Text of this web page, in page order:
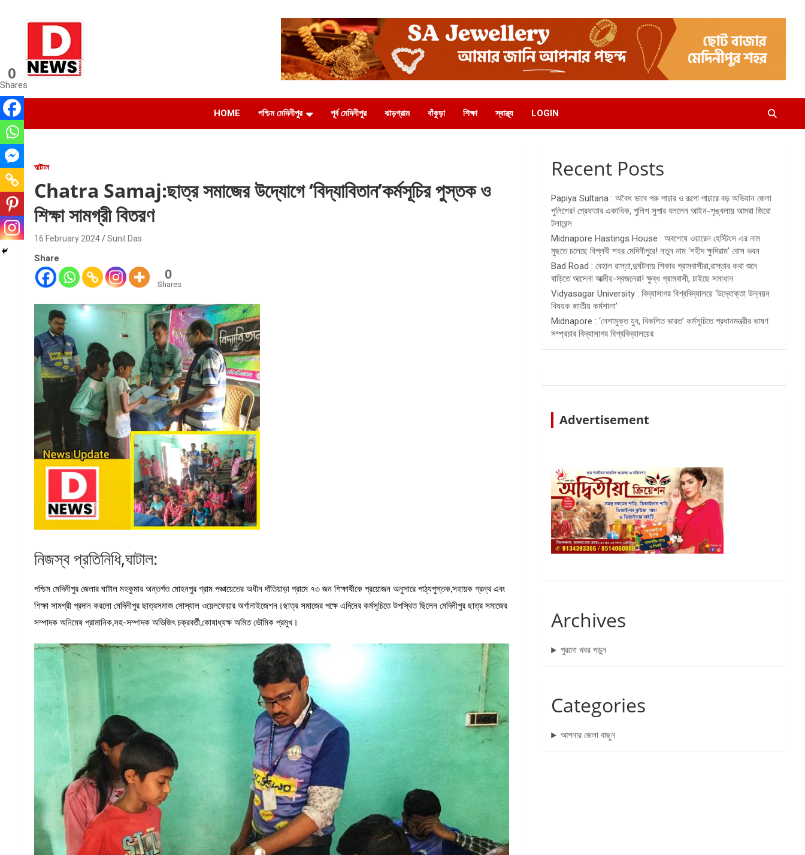
Dnews
#Medinipur #News #LatestBengali #NewsBangla
#Medinipur24X7News
HOME
পশ্চিম মেদিনীপুর পূর্ব মেদিনীপুর ঝাড়গ্রাম বাঁকুড়া শিক্ষা স্বাস্থ্য LOGIN
ঘাটাল
Chatra Samaj:ছাত্র সমাজের উদ্যোগে ‘বিদ্যাবিতান’কর্মসূচির পুস্তক ও
শিক্ষা সামগ্রী বিতরণ
16 February 2024 Sunil Das
Share
0
Shares
নিজস্ব প্রতিনিধি,ঘাটাল:
পশ্চিম মেদিনীপুর জেলার ঘাটাল মহকুমার অন্তর্গত মোহনপুর গ্রাম পঞ্চায়েতের অধীন দাঁতিয়াড়া গ্রামে ৭৩ জন শিক্ষার্থীকে প্রয়োজন অনুসারে পাঠ্যপুস্তক,সহায়ক গ্রন্থ এবং
শিক্ষা সামগ্রী প্রদান করলো মেদিনীপুর ছাত্রসমাজ সোস্যাল ওয়েলফেয়ার অর্গানাইজেশন।ছাত্র সমাজের পক্ষে এদিনের কর্মসূচিতে উপস্থিত ছিলেন মেদিনীপুর ছাত্র সমাজের
সম্পাদক অনিমেষ প্রামানিক,সহ-সম্পাদক অভিজিৎ চক্রবর্তী,কোষাধ্যক্ষ অমিত ভৌমিক প্রমুখ।
0
Shares
Recent Posts
Papiya Sultana : অবৈধ ভাবে গরু পাচার ও রূপো পাচারে বড় অভিযান জেলা
পুলিশের! গ্রেফতার একাধিক, পুলিশ সুপার বললেন আইন-শৃঙ্খলায় আমরা জিরো
টলারেন্স
Midnapore Hastings House : অবশেষে ওয়ারেন হেস্টিংস এর নাম
মুছতে চলেছে বিপ্লবী শহর মেদিনীপুরে! নতুন নাম ‘শহীদ ক্ষুদিরাম’ বোস ভবন
Bad Road : বেহাল রাস্তা,দুর্ঘটনায় শিকার গ্রামবাসীরা,রাস্তার কথা শুনে
বাড়িতে আসেনা আত্মীয়-স্বজনেরা! ক্ষুব্ধ গ্রামবাসী, চাইছে সমাধান
Vidyasagar University : বিদ্যাসাগর বিশ্ববিদ্যালয়ে ‘উদ্যোক্তা উন্নয়ন
বিষয়ক জাতীয় কর্মশালা’
Midnapore : ‘নেশামুক্ত যুব, বিকশিত ভারত’ কর্মসূচিতে প্রধানমন্ত্রীর ভাষণ
সম্প্রচার বিদ্যাসাগর বিশ্ববিদ্যালয়ের
Advertisement
Archives
পুরনো খবর পড়ুন
Categories
আপনার জেলা বাছুন